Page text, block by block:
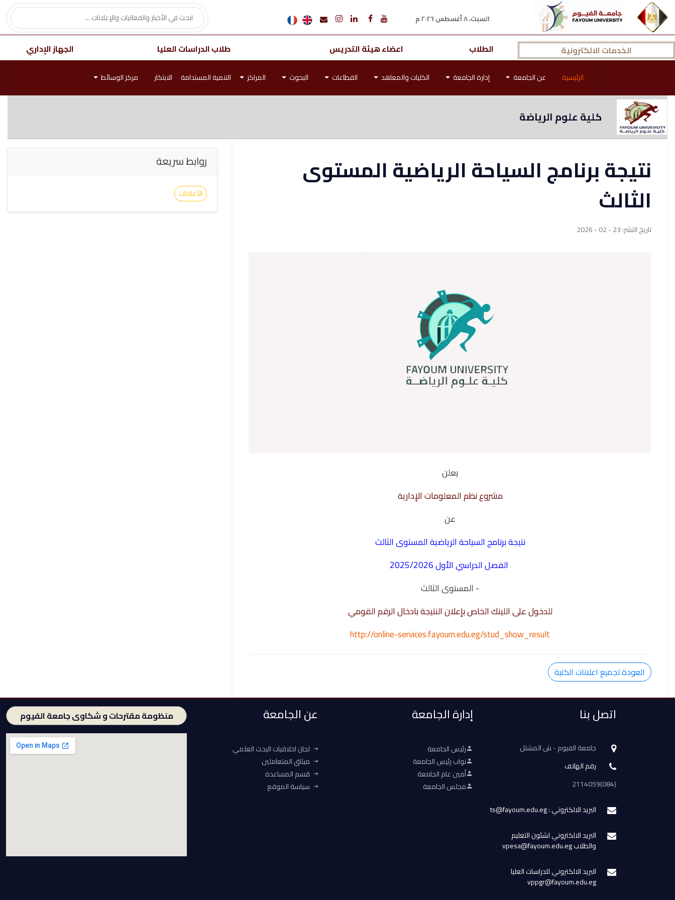
السبت، ٨ أغسطس ٢٠٢٦ م
الخدمات الالكترونية الطلاب اعضاء هيئة التدريس طلاب الدراسات العليا الجهاز الإداري
الرئيسية عن الجامعة إدارة الجامعة الكليات والمعاهد القطاعات البحوث المراكز التنمية المستدامة الابتكار مركز الوسائط
كلية علوم الرياضة
نتيجة برنامج السياحة الرياضية المستوى
الثالث‎
تاريخ النشر: 23 - 02 - 2026
يعلن
مشروع نظم المعلومات الإدارية
عن
نتيجة برنامج السياحة الرياضية المستوى الثالث‎
الفصل الدراسي الأول 2025/2026
- المستوى الثالث
للدخول على اللينك الخاص بإعلان النتيجة بادخال الرقم القومي
http://online-services.fayoum.edu.eg/stud_show_result
العودة لجميع اعلانات الكلية
روابط سريعة
الأعلانات
اتصل بنا
جامعة الفيوم - ش المشتل
رقم الهاتف
(084)2114059
البريد الالكتروني : ts@fayoum.edu.eg
البريد الالكتروني لشئون التعليم
والطلاب vpesa@fayoum.edu.eg
البريد الالكتروني للدراسات العليا
vppgr@fayoum.edu.eg
إدارة الجامعة
رئيس الجامعة
نواب رئيس الجامعة
أمين عام الجامعة
مجلس الجامعة
عن الجامعة
لجان اخلاقيات البحث العلمي
ميثاق المتعاملين
قسم المساعدة
سياسة الموقع
منظومة مقترحات و شكاوى جامعة الفيوم